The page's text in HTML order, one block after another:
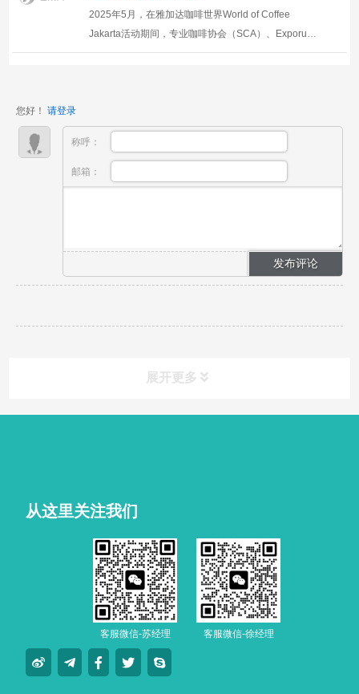
利加达国际箱包...
2025年5月，在雅加达咖啡世界World of Coffee
Jakarta活动期间，专业咖啡协会（SCA）、Exporum
公司和泰国咖啡师协会（BAT）正式宣布，泰国曼谷将
您好！ 请登录
称呼：
邮箱：
展开更多
从这里关注我们
客服微信-苏经理 客服微信-徐经理